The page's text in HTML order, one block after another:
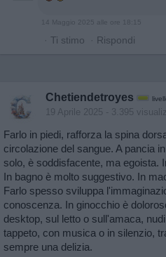
14 Maggio 2025 alle ore 18:15
· Ti stimo · Rispondi
Chetiendetroyes
19 Aprile 2025 - 3.395
Farlo in piedi, rafforza la spina
circolazione del sangue. A pancia
solo, è soddisfacente, ma egoista.
In bagno è molto suggestivo. In
Farlo spesso sviluppa
conoscenza. In ginocchio è
desktop, sul letto o sull'amaca,
tappeto, con musica o in silenzio,
sempre una delizia.